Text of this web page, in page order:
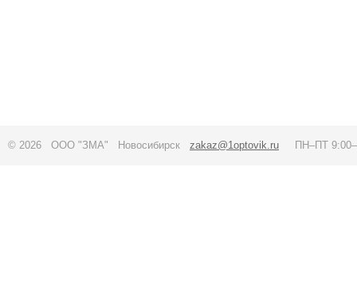
© 2026 ООО "ЗМА" Новосибирск zakaz@1optovik.ru ПН–ПТ